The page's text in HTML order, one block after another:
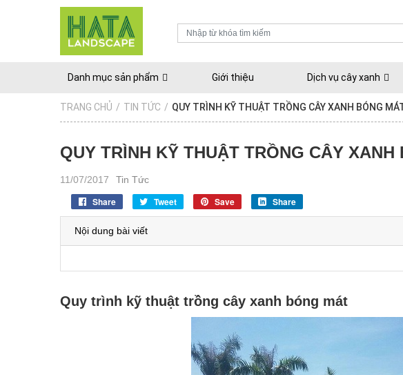
Danh mục sản phẩm Giới thiệu Dịch vụ cây xanh
TRANG CHỦ / TIN TỨC / ​QUY TRÌNH KỸ THUẬT TRỒNG CÂY XANH BÓNG
​QUY TRÌNH KỸ THUẬT TRỒNG CÂY XANH
11/07/2017 Tin Tức
Share Tweet Save Share
Nội dung bài viết
Quy trình kỹ thuật trồng cây xanh bóng mát